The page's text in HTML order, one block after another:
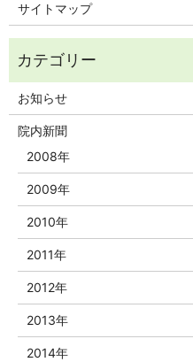
サイトマップ
お知らせ
院内新聞
2008年
2009年
2010年
2011年
2012年
2013年
2014年